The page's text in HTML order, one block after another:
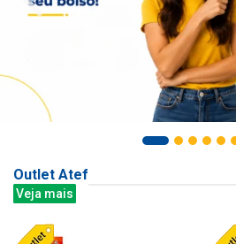
Outlet Atef
Veja mais